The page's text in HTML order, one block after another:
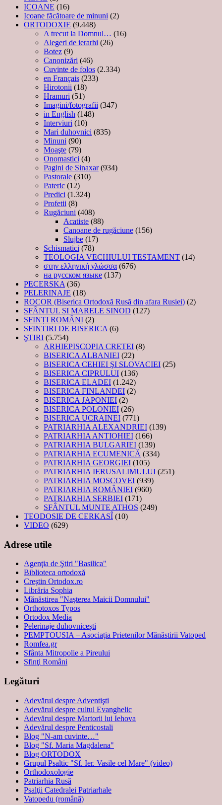
ICOANE (16)
Icoane făcătoare de minuni (2)
ORTODOXIE (9.448)
A trecut la Domnul… (16)
Alegeri de ierarhi (26)
Botez (9)
Canonizări (46)
Cuvinte de folos (2.334)
en Français (233)
Hirotonii (18)
Hramuri (51)
Imagini/fotografii (347)
in English (148)
Interviuri (10)
Mari duhovnici (835)
Minuni (90)
Moaşte (79)
Onomastici (4)
Pagini de Sinaxar(934)
Pastorale (310)
Pateric (12)
Predici (1.324)
Profetii (8)
Rugăciuni (408)
Acatiste (88)
Canoane de rugăciune (156)
Slujbe (17)
Schismatici (78)
TEOLOGIA VECHIULUI TESTAMENT (14)
στην ελληνική γλώσσα (676)
на русском языке (137)
PECERSKA (36)
PELERINAJE (18)
ROCOR (Biserica Ortodoxă Rusă din afara Rusiei) (2)
SFÂNTUL ȘI MARELE SINOD (127)
SFINȚI ROMÂNI (2)
SFINTIRI DE BISERICA (6)
ŞTIRI (5.754)
ARHIEPISCOPIA CRETEI (8)
BISERICA ALBANIEI (22)
BISERICA CEHIEI ŞI SLOVACIEI (25)
BISERICA CIPRULUI (136)
BISERICA ELADEI (1.242)
BISERICA FINLANDEI (2)
BISERICA JAPONIEI (2)
BISERICA POLONIEI (26)
BISERICA UCRAINEI (771)
PATRIARHIA ALEXANDRIEI (139)
PATRIARHIA ANTIOHIEI (166)
PATRIARHIA BULGARIEI (139)
PATRIARHIA ECUMENICĂ (334)
PATRIARHIA GEORGIEI (105)
PATRIARHIA IERUSALIMULUI (251)
PATRIARHIA MOSCOVEI (939)
PATRIARHIA ROMÂNIEI (960)
PATRIARHIA SERBIEI (171)
SFÂNTUL MUNTE ATHOS (249)
TEODOSIE DE CERKASÎ (10)
VIDEO (629)
Adrese utile
Agenţia de Ştiri "Basilica"
Biblioteca ortodoxă
Creştin Ortodox.ro
Librăria Sophia
Mănăstirea "Naşterea Maicii Domnului"
Orthotoxos Typos
Ortodox Media
Pelerinaje duhovnicești
PEMPTOUSIA – Asociația Prietenilor Mănăstirii Vatoped
Romfea.gr
Sfânta Mitropolie a Pireului
Sfinţi Români
Legături
Adevărul despre Adventişti
Adevărul despre cultul Evanghelic
Adevărul despre Martorii lui Iehova
Adevărul despre Penticostali
Blog "N-am cuvinte…"
Blog "Sf. Maria Magdalena"
Blog ORTODOX
Grupul Psaltic "Sf. Ier. Vasile cel Mare" (video)
Orthodoxologie
Patriarhia Rusă
Psalţii Catedralei Patriarhale
Vatopedu (română)